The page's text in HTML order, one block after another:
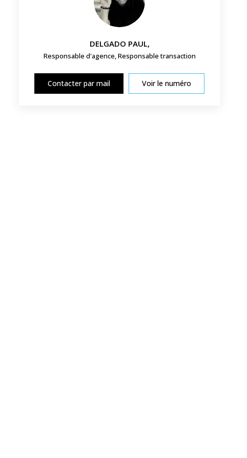
DELGADO PAUL,
Responsable d'agence, Responsable transaction
Contacter par mail Voir le numéro